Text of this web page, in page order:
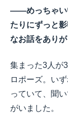
――めっちゃい
たりにずっと
なお話をあり
集まった3人が
ロポーズ。い
っていて、聞
がいました。